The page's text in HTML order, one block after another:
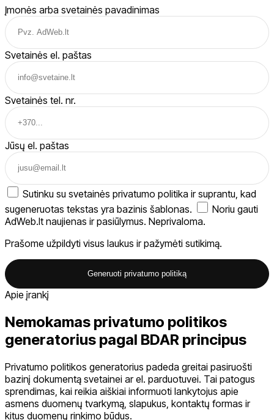
Įmonės arba svetainės pavadinimas
Svetainės el. paštas
Svetainės tel. nr.
Jūsų el. paštas
Sutinku su svetainės privatumo politika ir suprantu, kad
sugeneruotas tekstas yra bazinis šablonas.
Noriu gauti
AdWeb.lt naujienas ir pasiūlymus. Neprivaloma.
Prašome užpildyti visus laukus ir pažymėti sutikimą.
Generuoti privatumo politiką
Apie įrankį
Nemokamas privatumo politikos
generatorius pagal BDAR principus
Privatumo politikos generatorius padeda greitai pasiruošti
bazinį dokumentą svetainei ar el. parduotuvei. Tai patogus
sprendimas, kai reikia aiškiai informuoti lankytojus apie
asmens duomenų tvarkymą, slapukus, kontaktų formas ir
kitus duomenų rinkimo būdus.